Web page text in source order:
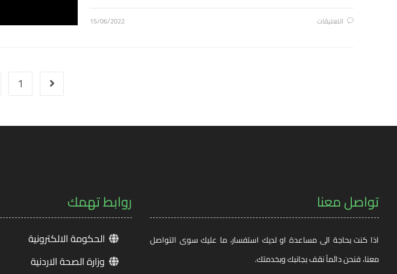
التعليقات 15/06/2022
1
تواصل معنا
اذا كنت بحاجة الى مساعدة او لديك استفسار، ما عليك سوى التواصل
معنا، فنحن دائماً نقف بجانبك وبخدمتك.
روابط تهمك
الحكومة الالكترونية
وزارة الصحة الاردنية